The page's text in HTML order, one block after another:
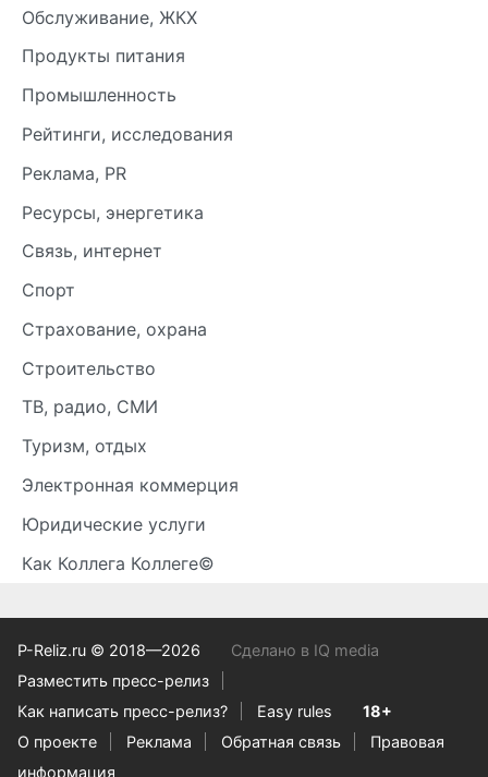
Обслуживание, ЖКХ
Продукты питания
Промышленность
Рейтинги, исследования
Реклама, PR
Ресурсы, энергетика
Связь, интернет
Спорт
Страхование, охрана
Строительство
ТВ, радио, СМИ
Туризм, отдых
Электронная коммерция
Юридические услуги
Как Коллега Коллеге©
P-Reliz.ru © 2018—2026
Сделано в IQ media
Разместить пресс-релиз
Как написать пресс-релиз?
Easy rules
18+
О проекте
Реклама Обратная связь
Правовая
информация